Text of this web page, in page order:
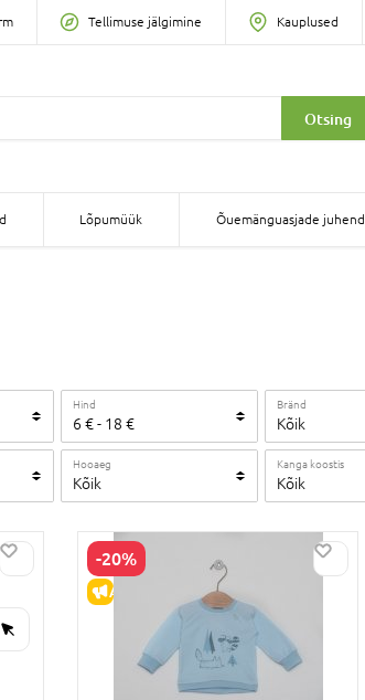
Tellimuse jälgimine Kauplused
Otsing
Lõpumüük Õuemänguasjade juhend
Hind
6 €- 18 €
Bränd
Kõik
Hooaeg
Kõik
Kanga koostis
Kõik
-20%
ALLAHINDLUS